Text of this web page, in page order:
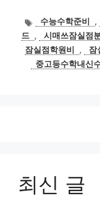
태수능수학준비 ,
드 , 시매쓰잠실점
잠실점학원비
, 잠
중고등수학내신
최신 글